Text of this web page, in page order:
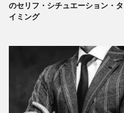
のセリフ・シチュエーション・タ
イミング